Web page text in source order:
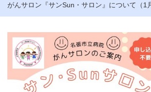
がんサロン『サンSun・サロン』について（1